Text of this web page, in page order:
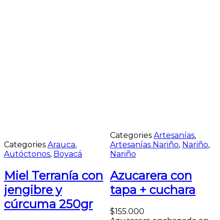
Categories Arauca,
Autóctonos, Boyacá
Miel Terranía con
jengibre y
cúrcuma 250gr
Categories Artesanías,
Artesanías Nariño, Nariño,
Nariño
Azucarera con
tapa + cuchara
$155.000